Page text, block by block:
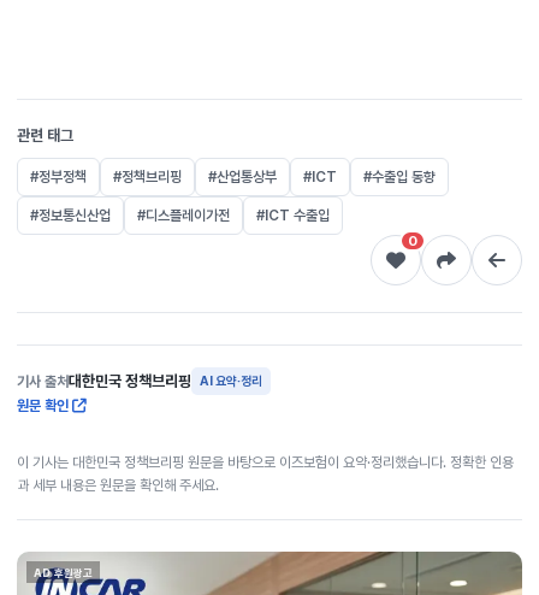
관련 태그
#정부정책 #정책브리핑 #산업통상부 #ICT #수출입 동향
#정보통신산업 #디스플레이가전
#ICT 수출입
0
기사 출처대한민국 정책브리핑 AI 요약·정리
원문 확인
이 기사는 대한민국 정책브리핑 원문을 바탕으로 이즈보험이 요약·정리했습니다. 정확한 인용
과 세부 내용은 원문을 확인해 주세요.
AD 후원광고